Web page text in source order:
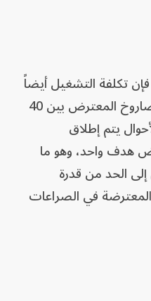
تكلفة التشغيل أيضاً
عالية جداً، إذ تتراوح تكلفة الصاروخ المعترض بين 40
يتم إطلاق
هدف واحد، وهو ما
الحد من قدرة
في الصراعات